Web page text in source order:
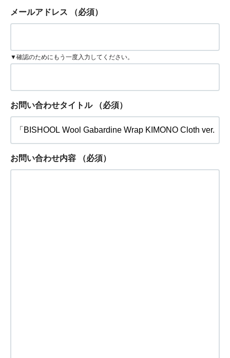
メールアドレス （必須）
▼確認のためにもう一度入力してください。
お問い合わせタイトル （必須）
お問い合わせ内容 （必須）